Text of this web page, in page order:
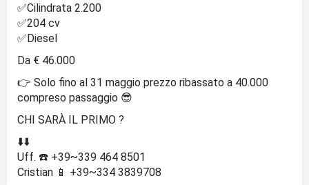
✅Cilindrata 2.200
✅204 cv
✅Diesel
Da € 46.000
👉 Solo fino al 31 maggio prezzo ribassato a 40.000
compreso passaggio 😎
CHI SARÀ IL PRIMO ?
⬇️⬇️
Uff. ☎️ +39~339 464 8501
Cristian 📱 +39~334 3839708